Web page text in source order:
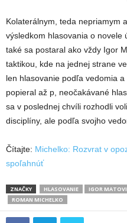
Kolaterálnym, teda nepriamym
výsledkom hlasovania o novele
také sa postaral ako vždy Igor
taktikou, kde na jednej strane
len hlasovanie podľa vedomia
popieral až p, neočakávané
sa v poslednej chvíli rozhodli
disciplíny, ale podľa svojho
Čítajte: Michelko: Rozvrat v
spoľahnúť
ZNAČKY HLASOVANIE IGOR
ROMAN MICHELKO